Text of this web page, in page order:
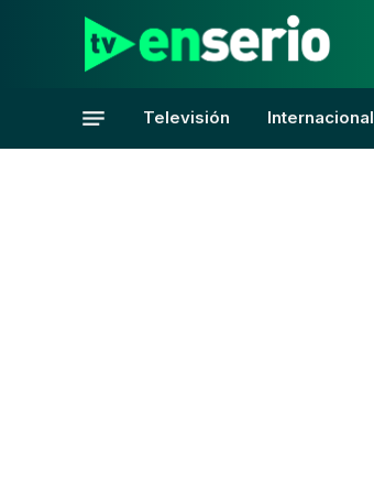
Televisión Internacional